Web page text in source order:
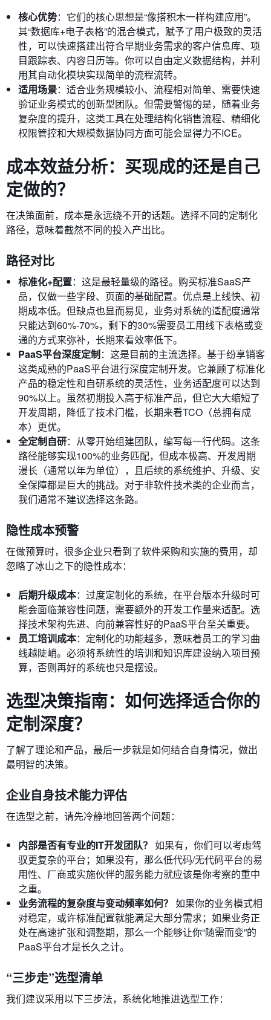
核心优势：它们的核心思想是“像搭积木一样构建应用”。
其“数据库+电子表格”的混合模式，赋予了用户极致的灵活
性，可以快速搭建出符合早期业务需求的客户信息库、项
目跟踪表、内容日历等。你可以自由定义数据结构，并利
用其自动化模块实现简单的流程流转。
适用场景：适合业务规模较小、流程相对简单、需要快速
验证业务模式的创新型团队。但需要警惕的是，随着业务
复杂度的提升，这类工具在处理结构化销售流程、精细化
权限管控和大规模数据协同方面可能会显得力不ICE。
成本效益分析：买现成的还是自己
定做的？
在决策面前，成本是永远绕不开的话题。选择不同的定制化
路径，意味着截然不同的投入产出比。
路径对比
标准化+配置：这是最轻量级的路径。购买标准SaaS产
品，仅做一些字段、页面的基础配置。优点是上线快、初
期成本低。但缺点也显而易见，业务对系统的适配度通常
只能达到60%-70%，剩下的30%需要员工用线下表格或变
通的方式来弥补，长期来看效率低下。
PaaS平台深度定制：这是目前的主流选择。基于纷享销客
这类成熟的PaaS平台进行深度定制开发。它兼顾了标准化
产品的稳定性和自研系统的灵活性，业务适配度可以达到
90%以上。虽然初期投入高于标准产品，但它大大缩短了
开发周期，降低了技术门槛，长期来看TCO（总拥有成
本）更优。
全定制自研：从零开始组建团队，编写每一行代码。这条
路径能够实现100%的业务匹配，但成本极高、开发周期
漫长（通常以年为单位），且后续的系统维护、升级、安
全保障都是巨大的挑战。对于非软件技术类的企业而言，
我们通常不建议选择这条路。
隐性成本预警
在做预算时，很多企业只看到了软件采购和实施的费用，却
忽略了冰山之下的隐性成本：
后期升级成本：过度定制化的系统，在平台版本升级时可
能会面临兼容性问题，需要额外的开发工作量来适配。选
择技术架构先进、向前兼容性好的PaaS平台至关重要。
员工培训成本：定制化的功能越多，意味着员工的学习曲
线越陡峭。必须将系统性的培训和知识库建设纳入项目预
算，否则再好的系统也只是摆设。
选型决策指南：如何选择适合你的
定制深度？
了解了理论和产品，最后一步就是如何结合自身情况，做出
最明智的决策。
企业自身技术能力评估
在选型之前，请先冷静地回答两个问题：
内部是否有专业的IT开发团队？ 如果有，你们可以考虑驾
驭更复杂的平台；如果没有，那么低代码/无代码平台的易
用性、厂商或实施伙伴的服务能力就应该是你考察的重中
之重。
业务流程的复杂度与变动频率如何？ 如果你的业务模式相
对稳定，或许标准配置就能满足大部分需求；如果业务正
处在高速扩张和调整期，那么一个能够让你“随需而变”的
PaaS平台才是长久之计。
“三步走”选型清单
我们建议采用以下三步法，系统化地推进选型工作：